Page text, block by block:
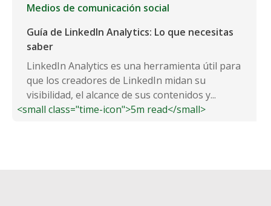
Medios de comunicación social
Guía de LinkedIn Analytics: Lo que necesitas
saber
LinkedIn Analytics es una herramienta útil para
que los creadores de LinkedIn midan su
visibilidad, el alcance de sus contenidos y...
<small class="time-icon">5m read</small>